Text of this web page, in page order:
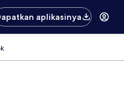
aplikasinya